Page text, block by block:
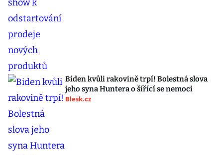
Biden kvůli rakovině trpí! Bolestná slova
jeho syna Huntera o šířící se nemoci
Blesk.cz